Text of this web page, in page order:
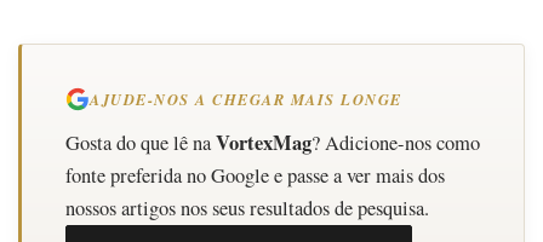
AJUDE-NOS A CHEGAR MAIS LONGE
Gosta do que lê naVortexMag? Adicione-nos como
fonte preferida no Google e passe a ver mais dos
nossos artigos nos seus resultados de pesquisa.